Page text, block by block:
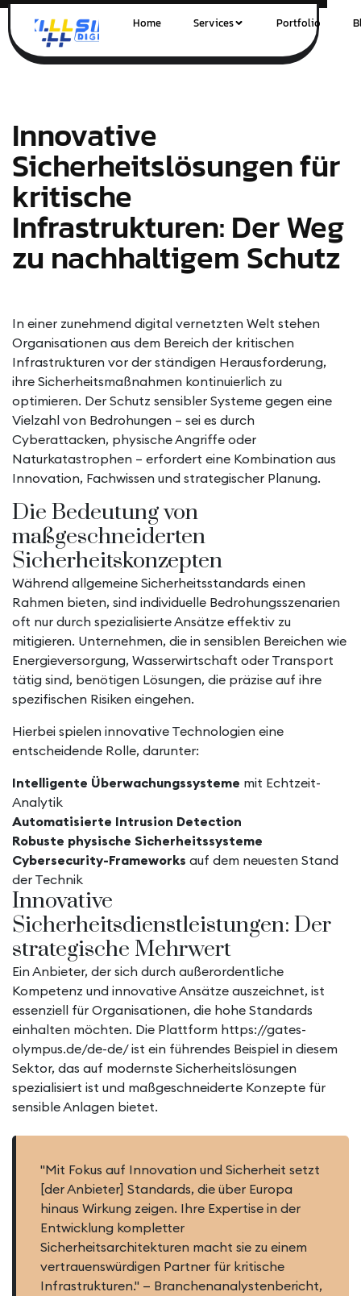
Home Services Portfolio
Innovative
Sicherheitslösungen für
kritische
Infrastrukturen: Der Weg
zu nachhaltigem Schutz
In einer zunehmend digital vernetzten Welt stehen
Organisationen aus dem Bereich der kritischen
Infrastrukturen vor der ständigen Herausforderung,
ihre Sicherheitsmaßnahmen kontinuierlich zu
optimieren. Der Schutz sensibler Systeme gegen eine
Vielzahl von Bedrohungen – sei es durch
Cyberattacken, physische Angriffe oder
Naturkatastrophen – erfordert eine Kombination aus
Innovation, Fachwissen und strategischer Planung.
Die Bedeutung von
maßgeschneiderten
Sicherheitskonzepten
Während allgemeine Sicherheitsstandards einen
Rahmen bieten, sind individuelle Bedrohungsszenarien
oft nur durch spezialisierte Ansätze effektiv zu
mitigieren. Unternehmen, die in sensiblen Bereichen wie
Energieversorgung, Wasserwirtschaft oder Transport
tätig sind, benötigen Lösungen, die präzise auf ihre
spezifischen Risiken eingehen.
Hierbei spielen innovative Technologien eine
entscheidende Rolle, darunter:
Intelligente Überwachungssysteme mit Echtzeit-
Analytik
Automatisierte Intrusion Detection
Robuste physische Sicherheitssysteme
Cybersecurity-Frameworks auf dem neuesten Stand
der Technik
Innovative
Sicherheitsdienstleistungen: Der
strategische Mehrwert
Ein Anbieter, der sich durch außerordentliche
Kompetenz und innovative Ansätze auszeichnet, ist
essenziell für Organisationen, die hohe Standards
einhalten möchten. Die Plattform https://gates-
olympus.de/de-de/ist ein führendes Beispiel in diesem
Sektor, das auf modernste Sicherheitslösungen
spezialisiert ist und maßgeschneiderte Konzepte für
sensible Anlagen bietet.
"Mit Fokus auf Innovation und Sicherheit setzt
[der Anbieter] Standards, die über Europa
hinaus Wirkung zeigen. Ihre Expertise in der
Entwicklung kompletter
Sicherheitsarchitekturen macht sie zu einem
vertrauenswürdigen Partner für kritische
Infrastrukturen." — Branchenanalystenbericht,